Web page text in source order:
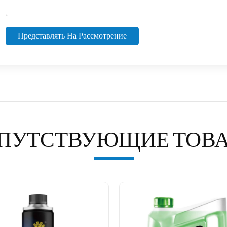
Представлять На Рассмотрение